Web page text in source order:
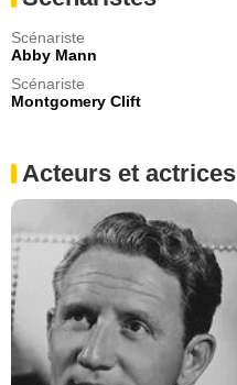
Scénariste
Abby Mann
Scénariste
Montgomery Clift
Acteurs et actrices